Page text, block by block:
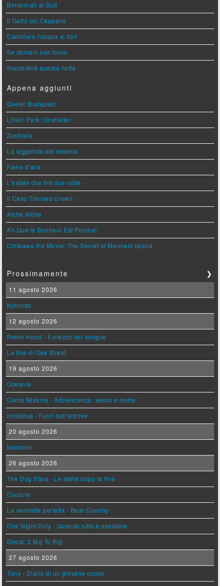
Bentornati al Sud
Il Gatto col Cappello
Cambiare l'acqua ai fiori
Se domani non torno
Succederà questa notte
Appena aggiunti
Queen Budapest
Linkin Park: Unshatter
Zustissia
La leggenda del deserto
Fame d'aria
L'estate che finì due volte
Il Caso Thomas Crown
Atcha Atcha
Ah Que le Bonheur Est Proche!
Chiikawa the Movie: The Secret of Mermaid Island
Prossimamente ❯
11 agosto 2026
Nimrods
12 agosto 2026
Robin Hood - Il prezzo del sangue
La fine di Oak Street
19 agosto 2026
Oceania
Camp Miasma - Adolescenza, sesso e morte
Insidious - Fuori dall'altrove
20 agosto 2026
Maldoror
26 agosto 2026
The Dog Stars - Le stelle dopo la fine
Couture
La vendetta perfetta - Bear Country
One Night Only - Quando tutto è possibile
Ghost: 2 Big To Rig
27 agosto 2026
Tony - Diario di un giovane cuoco